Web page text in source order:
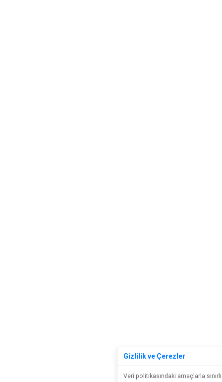
Gizlilik ve Çerezler
Veri politikasındaki amaçlarla